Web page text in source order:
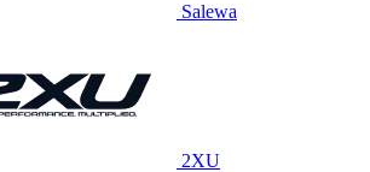
Salewa
2XU